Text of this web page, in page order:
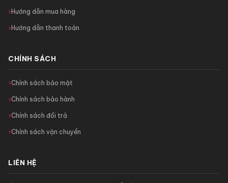
Hướng dẫn mua hàng
Hướng dẫn thanh toán
CHÍNH SÁCH
Chính sách bảo mật
Chính sách bảo hành
Chính sách đổi trả
Chính sách vận chuyển
LIÊN HỆ